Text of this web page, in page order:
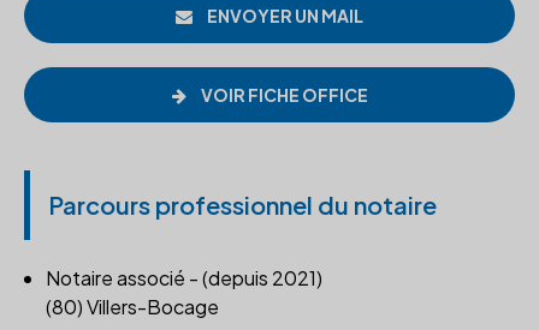
ENVOYER UN MAIL
VOIR FICHE OFFICE
Parcours professionnel du notaire
Notaire associé - (depuis 2021)
(80) Villers-Bocage